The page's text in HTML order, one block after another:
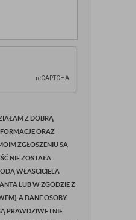
Z DOBRĄ
ORAZ
ZGŁOSZENIU SĄ
NIE ZOSTAŁA
WŁAŚCICIELA
LUB W ZGODZIE Z
A DANE OSOBY
PRAWDZIWE I NIE